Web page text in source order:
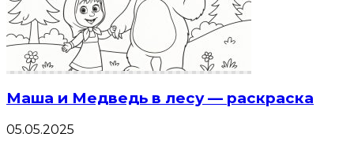
Маша и Медведь в лесу — раскраска
05.05.2025